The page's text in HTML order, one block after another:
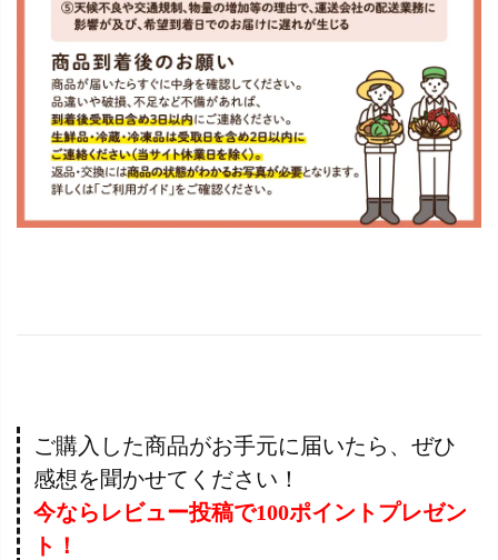
ご購入した商品がお手元に届いたら、ぜひ
感想を聞かせてください！
今ならレビュー投稿で100ポイントプレゼン
ト！